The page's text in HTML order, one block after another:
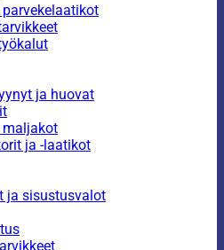
ja huovat
maljakot
ja -laatikot
ja sisustusvalot